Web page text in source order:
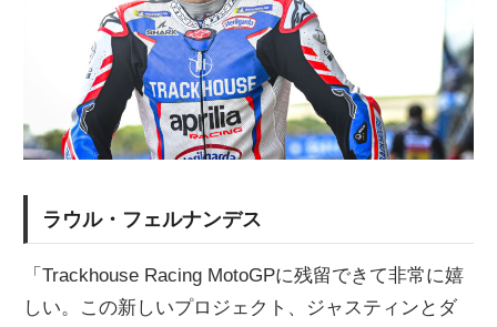
ラウル・フェルナンデス
「Trackhouse Racing MotoGPに残留できて非常に嬉
しい。この新しいプロジェクト、ジャスティンとダ